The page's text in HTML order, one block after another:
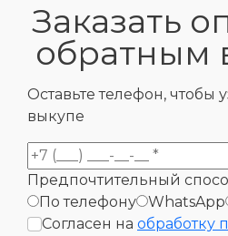
Заказать
обратным
Оставьте телефон, чтобы
выкупе
Предпочтительный
По телефону
WhatsApp
Согласен на обработку